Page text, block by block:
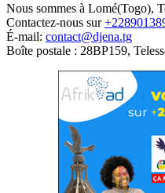
Nous sommes à Lomé(Togo),
Contactez-nous sur
É-mail: contact@djena.tg
Boîte postale : 28BP159,